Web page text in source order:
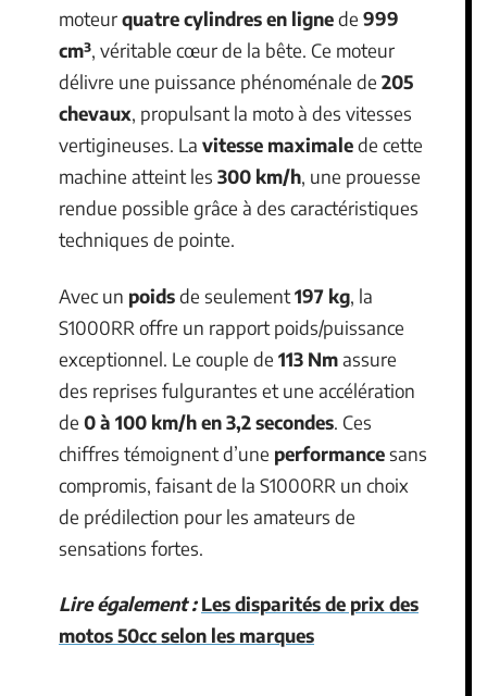
moteurquatre cylindres en lignede 999
cm³, véritable cœur de la bête. Ce moteur
délivre une puissance phénoménale de 205
chevaux, propulsant la moto à des vitesses
vertigineuses. La vitesse maximalede cette
machine atteint les 300 km/h, une prouesse
rendue possible grâce à des caractéristiques
techniques de pointe.
Avec un poidsde seulement197 kg, la
S1000RR offre un rapport poids/puissance
exceptionnel. Le couple de 113 Nmassure
des reprises fulgurantes et une accélération
de 0 à 100 km/h en 3,2 secondes. Ces
chiffres témoignent d’une performancesans
compromis, faisant de la S1000RR un choix
de prédilection pour les amateurs de
sensations fortes.
Lire également : Les disparités de prix des
motos 50cc selon les marques